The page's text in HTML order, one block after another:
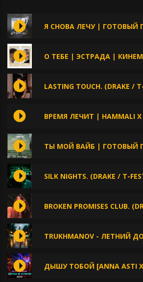
Я СНОВА ЛЕЧУ | ГОТОВЫЙ
О ТЕБЕ | ЭСТРАДА |
LASTING TOUCH. (DRAKE /
ВРЕМЯ ЛЕЧИТ | HAMMALI
ТЫ МОЙ ВАЙБ | ГОТОВЫЙ
SILK NIGHTS. (DRAKE / T-
BROKEN PROMISES CLUB.
TRUKHMANOV - ЛЕТНИЙ
ДЫШУ ТОБОЙ [ANNA ASTI